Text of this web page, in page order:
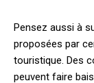
Pensez aussi à
proposées par
touristique. Des
peuvent faire